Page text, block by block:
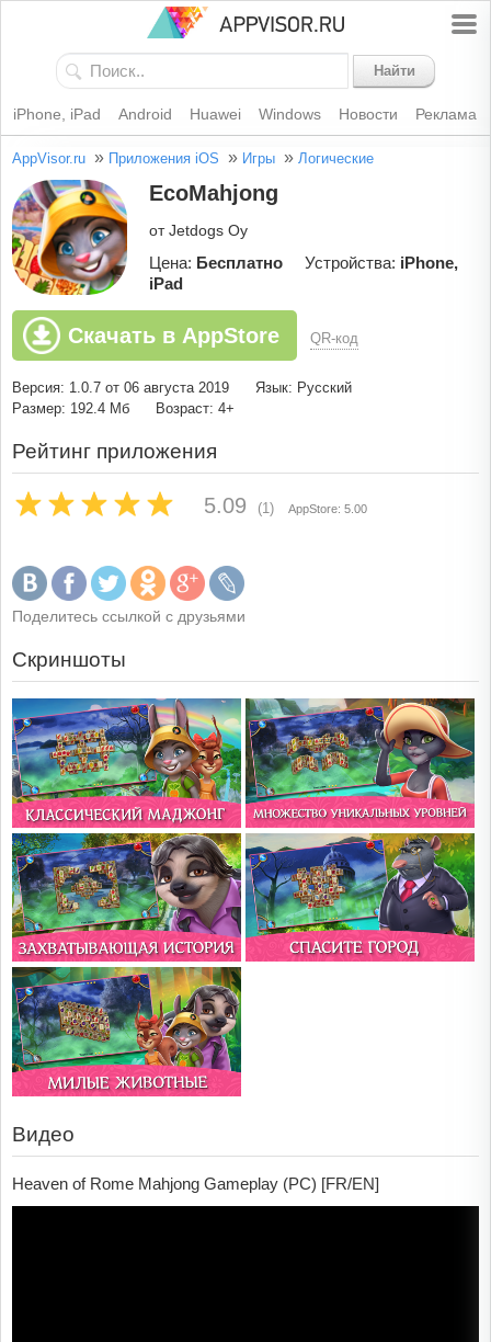
Найти
iPhone, iPad Android Huawei Windows Новости Реклама
AppVisor.ru » Приложения iOS » Игры » Логические
EcoMahjong
от Jetdogs Oy
Цена: Бесплатно Устройства: iPhone,
iPad
Скачать в AppStore QR-код
Версия: 1.0.7 от 06 августа 2019
Язык: Русский
Размер: 192.4 Мб
Возраст: 4+
Рейтинг приложения
5.09 (1) AppStore: 5.00
Поделитесь ссылкой с друзьями
Скриншоты
Видео
Heaven of Rome Mahjong Gameplay (PC) [FR/EN]